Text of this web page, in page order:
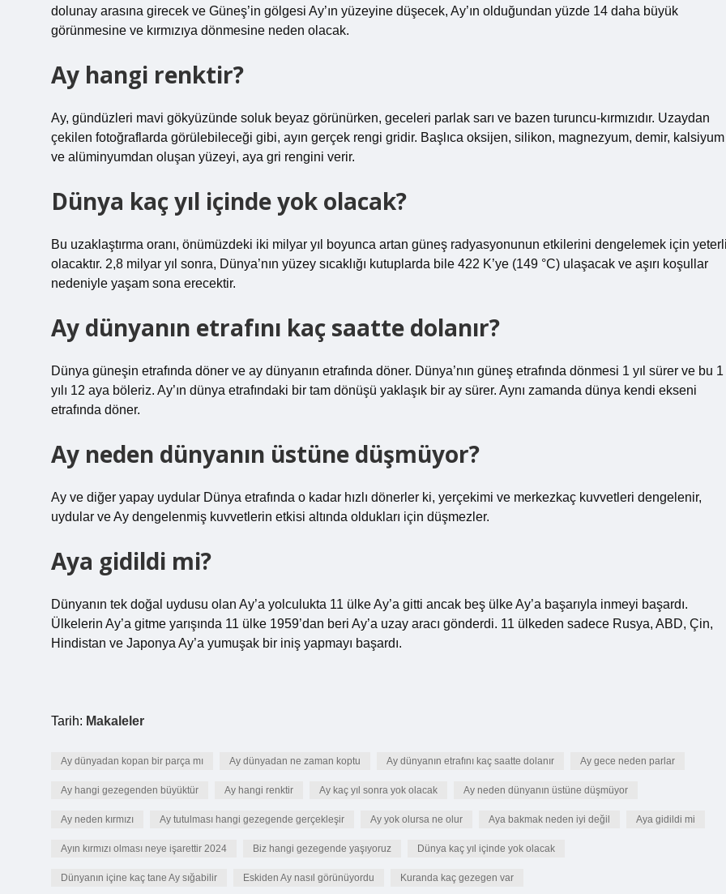
dolunay arasına girecek ve Güneş’in gölgesi Ay’ın yüzeyine düşecek, Ay’ın olduğundan yüzde 14 daha büyük
görünmesine ve kırmızıya dönmesine neden olacak.
Ay hangi renktir?
Ay, gündüzleri mavi gökyüzünde soluk beyaz görünürken, geceleri parlak sarı ve bazen turuncu-kırmızıdır. Uzaydan
çekilen fotoğraflarda görülebileceği gibi, ayın gerçek rengi gridir. Başlıca oksijen, silikon, magnezyum, demir, kalsiyum
ve alüminyumdan oluşan yüzeyi, aya gri rengini verir.
Dünya kaç yıl içinde yok olacak?
Bu uzaklaştırma oranı, önümüzdeki iki milyar yıl boyunca artan güneş radyasyonunun etkilerini dengelemek için
olacaktır. 2,8 milyar yıl sonra, Dünya’nın yüzey sıcaklığı kutuplarda bile 422 K’ye (149 °C) ulaşacak ve aşırı koşullar
nedeniyle yaşam sona erecektir.
Ay dünyanın etrafını kaç saatte dolanır?
Dünya güneşin etrafında döner ve ay dünyanın etrafında döner. Dünya’nın güneş etrafında dönmesi 1 yıl sürer ve bu 1
yılı 12 aya böleriz. Ay’ın dünya etrafındaki bir tam dönüşü yaklaşık bir ay sürer. Aynı zamanda dünya kendi ekseni
etrafında döner.
Ay neden dünyanın üstüne düşmüyor?
Ay ve diğer yapay uydular Dünya etrafında o kadar hızlı dönerler ki, yerçekimi ve merkezkaç kuvvetleri dengelenir,
uydular ve Ay dengelenmiş kuvvetlerin etkisi altında oldukları için düşmezler.
Aya gidildi mi?
Dünyanın tek doğal uydusu olan Ay’a yolculukta 11 ülke Ay’a gitti ancak beş ülke Ay’a başarıyla inmeyi başardı.
Ülkelerin Ay’a gitme yarışında 11 ülke 1959’dan beri Ay’a uzay aracı gönderdi. 11 ülkeden sadece Rusya, ABD, Çin,
Hindistan ve Japonya Ay’a yumuşak bir iniş yapmayı başardı.
Tarih: Makaleler
Ay dünyadan kopan bir parça mı Ay dünyadan ne zaman koptu Ay dünyanın etrafını kaç saatte dolanır Ay gece neden parlar
Ay hangi gezegenden büyüktür Ay hangi renktir Ay kaç yıl sonra yok olacak Ay neden dünyanın üstüne düşmüyor
Ay neden kırmızı Ay tutulması hangi gezegende gerçekleşir Ay yok olursa ne olur Aya bakmak neden iyi değil Aya gidildi mi
Ayın kırmızı olması neye işarettir 2024 Biz hangi gezegende yaşıyoruz Dünya kaç yıl içinde yok olacak
Dünyanın içine kaç tane Ay sığabilir Eskiden Ay nasıl görünüyordu Kuranda kaç gezegen var